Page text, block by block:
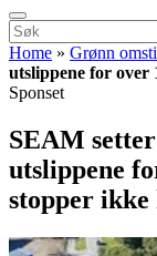
Home » Grønn
utslippene for over
Sponset
SEAM
utslippene
stopper ikke